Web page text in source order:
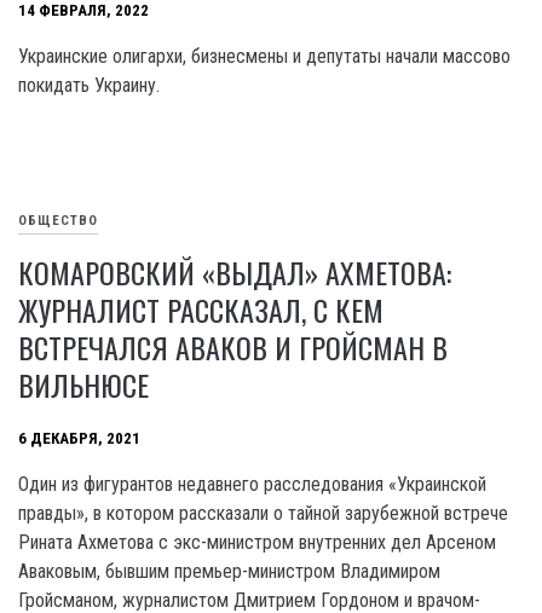
14 ФЕВРАЛЯ, 2022
Украинские олигархи, бизнесмены и депутаты начали массово
покидать Украину.
ОБЩЕСТВО
КОМАРОВСКИЙ «ВЫДАЛ» АХМЕТОВА:
ЖУРНАЛИСТ РАССКАЗАЛ, С КЕМ
ВСТРЕЧАЛСЯ АВАКОВ И ГРОЙСМАН В
ВИЛЬНЮСЕ
6 ДЕКАБРЯ, 2021
Один из фигурантов недавнего расследования «Украинской
правды», в котором рассказали о тайной зарубежной встрече
Рината Ахметова с экс-министром внутренних дел Арсеном
Аваковым, бывшим премьер-министром Владимиром
Гройсманом, журналистом Дмитрием Гордоном и врачом-